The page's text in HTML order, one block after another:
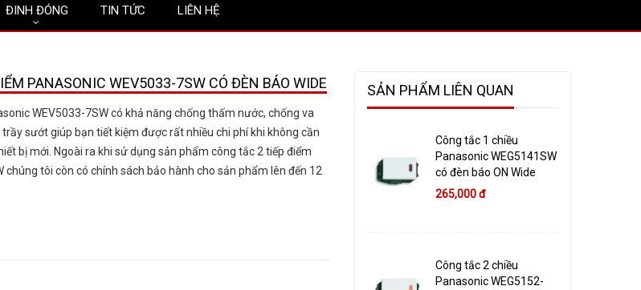
ĐINH ĐÓNG TIN TỨC LIÊN HỆ
PANASONIC WEV5033-7SW CÓ ĐÈN BÁO WIDE
WEV5033-7SW có khả năng chống thấm nước, chống va
sướt giúp bạn tiết kiệm được rất nhiều chi phí khi không cần
bị mới. Ngoài ra khi sử dụng sản phẩm công tắc 2 tiếp điểm
chúng tôi còn có chính sách bảo hành cho sản phẩm lên đến 12
SẢN PHẨM LIÊN QUAN
Công tắc 1 chiều
Panasonic WEG5141SW
có đèn báo ON Wide
265,000 đ
Công tắc 2 chiều
Panasonic WEG5152-